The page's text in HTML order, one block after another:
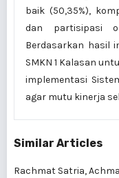
baik (50,35%),
dan partisipasi
Berdasarkan hasil
SMKN 1 Kalasan
implementasi
agar mutu kinerja
Similar Articles
Rachmat Satria,